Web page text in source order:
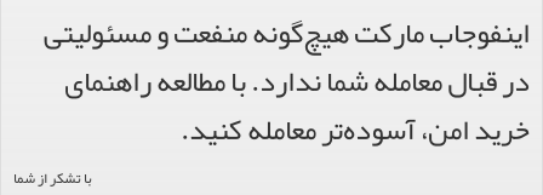
اینفوجاب مارکت هیچ‌گونه منفعت و مسئولیتی
در قبال معامله شما ندارد. با مطالعه راهنمای
خرید امن، آسوده‌تر معامله کنید.
با تشکر از شما